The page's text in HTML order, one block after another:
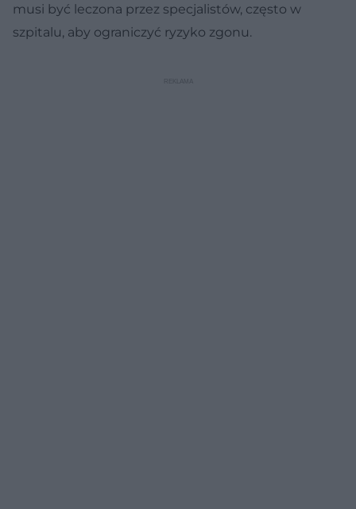
musi być leczona przez specjalistów, często w
szpitalu, aby ograniczyć ryzyko zgonu.